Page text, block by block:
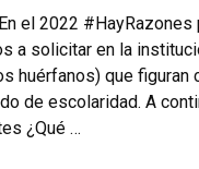
el 2022
a solicitar en la
huérfanos) que figuran
de escolaridad. A
¿Qué …